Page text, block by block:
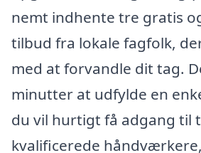
nemt indhente tre gratis
tilbud fra lokale fagfolk,
med at forvandle dit tag.
minutter at udfylde en
du vil hurtigt få adgang til
kvalificerede